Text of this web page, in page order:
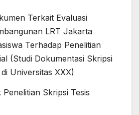
Terkait Evaluasi
LRT Jakarta
Terhadap Penelitian
(Studi Dokumentasi Skripsi
Universitas XXX)
Skripsi Tesis